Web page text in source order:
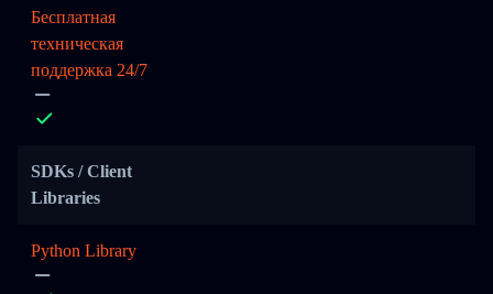
Бесплатная
техническая
поддержка 24/7
SDKs / Client
Libraries
Python Library